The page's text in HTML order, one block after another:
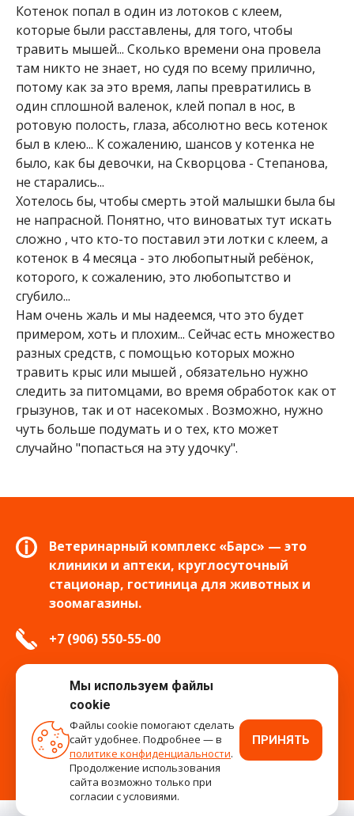
Котенок попал в один из лотоков с клеем,
которые были расставлены, для того, чтобы
травить мышей... Сколько времени она провела
там никто не знает, но судя по всему прилично,
потому как за это время, лапы превратились в
один сплошной валенок, клей попал в нос, в
ротовую полость, глаза, абсолютно весь котенок
был в клею... К сожалению, шансов у котенка не
было, как бы девочки, на Скворцова - Степанова,
не старались...
Хотелось бы, чтобы смерть этой малышки была бы
не напрасной. Понятно, что виноватых тут искать
сложно , что кто-то поставил эти лотки с клеем, а
котенок в 4 месяца - это любопытный ребёнок,
которого, к сожалению, это любопытство и
сгубило...
Нам очень жаль и мы надеемся, что это будет
примером, хоть и плохим... Сейчас есть множество
разных средств, с помощью которых можно
травить крыс или мышей , обязательно нужно
следить за питомцами, во время обработок как от
грызунов, так и от насекомых . Возможно, нужно
чуть больше подумать и о тех, кто может
случайно "попасться на эту удочку".
Ветеринарный комплекс «Барс» — это
клиники и аптеки, круглосуточный
стационар, гостиница для животных и
зоомагазины.
+7 (906) 550-55-00
info.tver@bars-vet.ru
время работы
Мы используем файлы
cookie
Файлы cookie помогают сделать
сайт удобнее. Подробнее — в
политике конфиденциальности.
Продолжение использования
сайта возможно только при
согласии с условиями.
ПРИНЯТЬ